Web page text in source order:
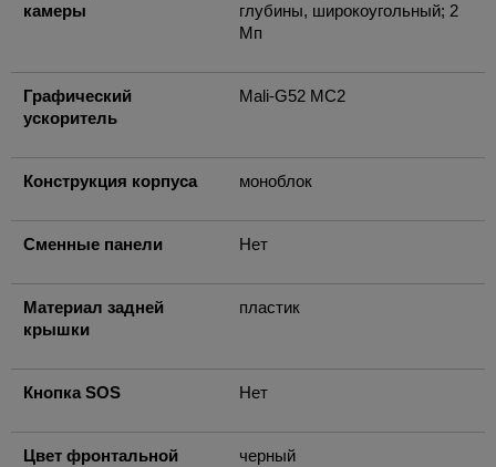
камеры
глубины, широкоугольный; 2
Мп
Графический
ускоритель
Mali-G52 MC2
Конструкция корпуса моноблок
Сменные панели Нет
Материал задней
крышки
пластик
Кнопка SOS Нет
Цвет фронтальной
черный